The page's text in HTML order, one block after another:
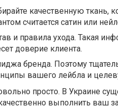
качественную ткань,
считается сатин или
и правила ухода. Такая
доверие клиента.
бренда. Поэтому
вашего лейбла и
просто. В Украине
выполнить ваш